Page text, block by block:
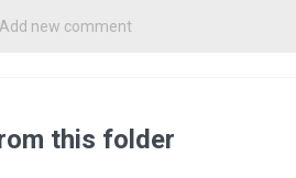
Add new comment
this folder